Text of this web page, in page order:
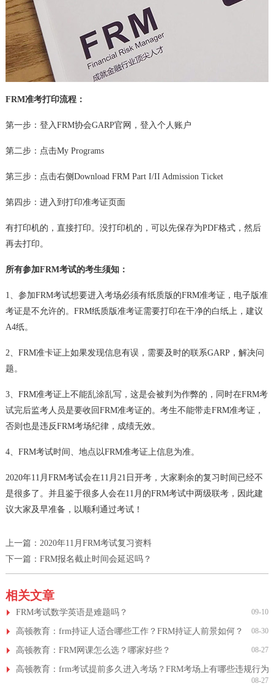
FRM准考打印流程：
第一步：登入FRM协会GARP官网，登入个人账户
第二步：点击My Programs
第三步：点击右侧Download FRM Part I/II Admission Ticket
第四步：进入到打印准考证页面
有打印机的，直接打印。没打印机的，可以先保存为PDF格式，然后
再去打印。
所有参加FRM考试的考生须知：
1、参加FRM考试想要进入考场必须有纸质版的FRM准考证，电子版准
考证是不允许的。FRM纸质版准考证需要打印在干净的白纸上，建议
A4纸。
2、FRM准卡证上如果发现信息有误，需要及时的联系GARP，解决问
题。
3、FRM准考证上不能乱涂乱写，这是会被判为作弊的，同时在FRM考
试完后监考人员是要收回FRM准考证的。考生不能带走FRM准考证，
否则也是违反FRM考场纪律，成绩无效。
4、FRM考试时间、地点以FRM准考证上信息为准。
2020年11月FRM考试会在11月21日开考，大家剩余的复习时间已经不
是很多了。并且鉴于很多人会在11月的FRM考试中两级联考，因此建
议大家及早准备，以顺利通过考试！
上一篇： 2020年11月FRM考试复习资料
下一篇： FRM报名截止时间会延迟吗？
相关文章
FRM考试数学英语是难题吗？ 09-10
高顿教育：frm持证人适合哪些工作？FRM持证人前景如何？ 08-30
高顿教育：FRM网课怎么选？哪家好些？ 08-27
高顿教育：frm考试提前多久进入考场？FRM考场上有哪些违规行为
08-27